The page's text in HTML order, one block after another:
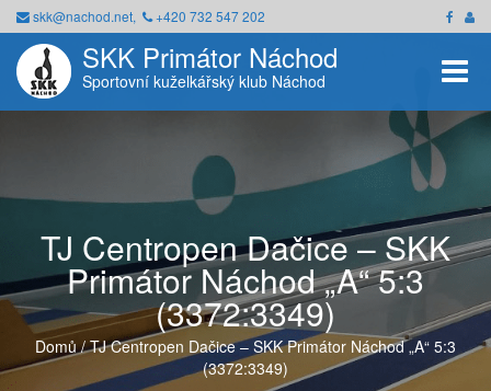
skk@nachod.net, +420 732 547 202
SKK Primátor Náchod
Sportovní kuželkářský klub Náchod
TJ Centropen Dačice – SKK
Primátor Náchod „A“ 5:3
(3372:3349)
Domů / TJ Centropen Dačice – SKK Primátor Náchod „A“ 5:3
(3372:3349)